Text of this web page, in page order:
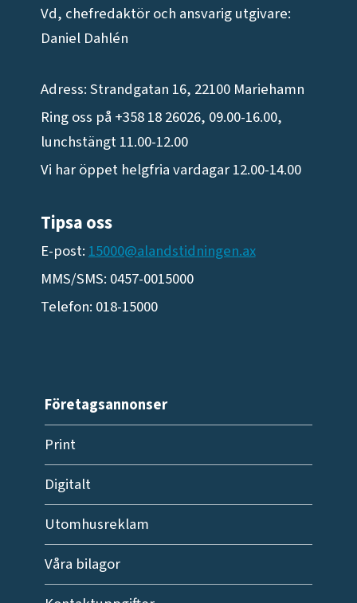
Vd, chefredaktör och ansvarig utgivare:
Daniel Dahlén
Adress: Strandgatan 16, 22100 Mariehamn
Ring oss på +358 18 26026, 09.00-16.00,
lunchstängt 11.00-12.00
Vi har öppet helgfria vardagar 12.00-14.00
Tipsa oss
E-post:15000@alandstidningen.ax
MMS/SMS: 0457-0015000
Telefon: 018-15000
Företagsannonser
Print
Digitalt
Utomhusreklam
Våra bilagor